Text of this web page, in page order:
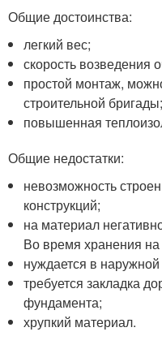
Общие достоинства:
легкий вес;
скорость возведения
простой монтаж,
строительной бригады;
повышенная
Общие недостатки:
невозможность
конструкций;
на материал
Во время хранения
нуждается в наружной
требуется закладка
фундамента;
хрупкий материал.